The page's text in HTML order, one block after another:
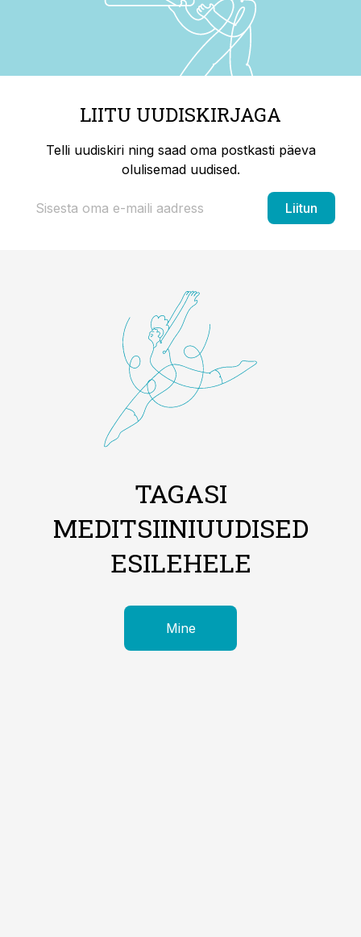
LIITU UUDISKIRJAGA
Telli uudiskiri ning saad oma postkasti päeva
olulisemad uudised.
Liitun
TAGASI
MEDITSIINIUUDISED
ESILEHELE
Mine